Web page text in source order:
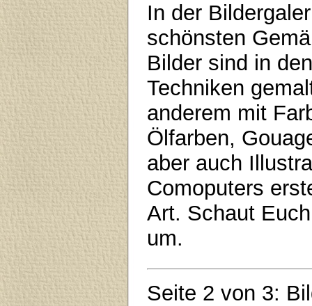
In der
schönsten
Bilder sind in
Techniken
anderem mit
Ölfarben,
aber auch
Comoputers
Art. Schaut
um.
Seite 2 von 3: